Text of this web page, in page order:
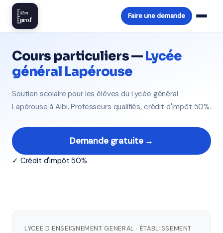
Mon
prof Faire une demande
Cours particuliers —Lycée
général Lapérouse
Soutien scolaire pour les élèves du Lycée général
Lapérouse à Albi. Professeurs qualifiés, crédit d'impôt 50%.
Demande gratuite →
✓ Crédit d'impôt 50%
LYCEE D ENSEIGNEMENT GENERAL · ÉTABLISSEMENT